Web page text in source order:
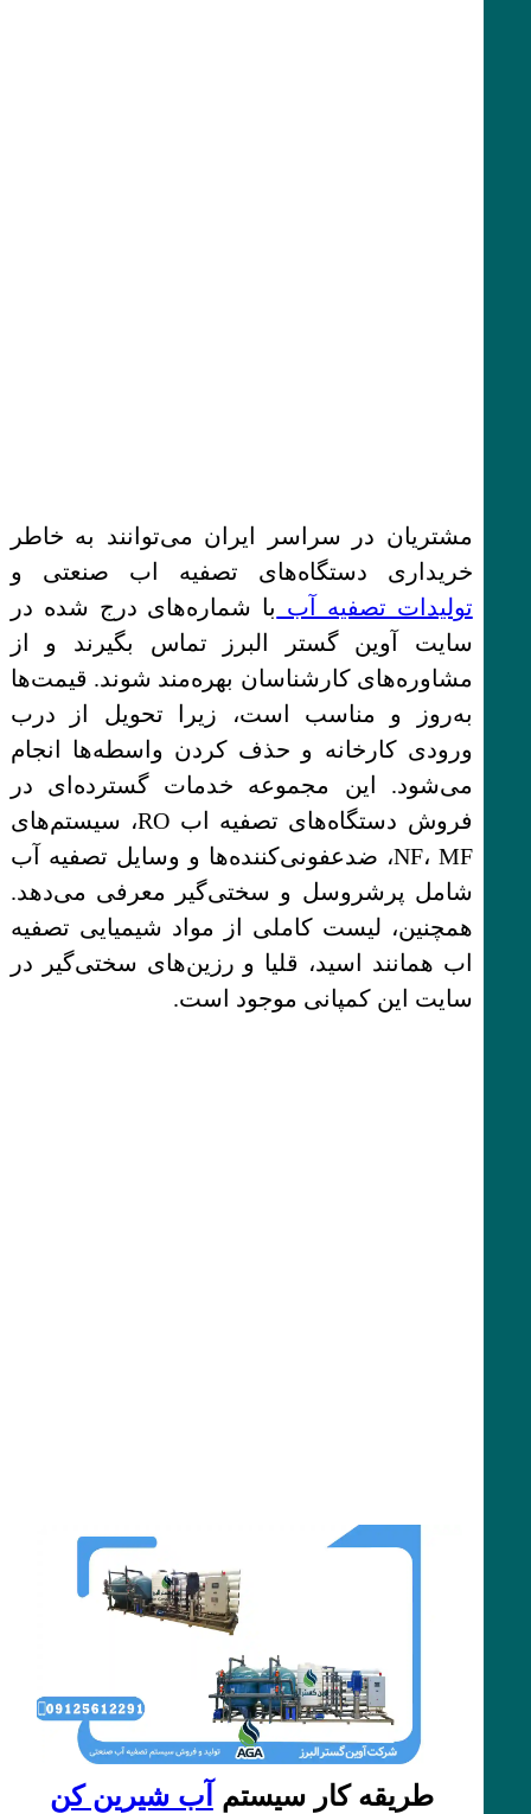
مشتریان در سراسر ایران می‌توانند به خاطر
خریداری دستگاه‌های تصفیه اب صنعتی و
تولیدات تصفیه آب با شماره‌های درج شده در
سایت آوین گستر البرز تماس بگیرند و از
مشاوره‌های کارشناسان بهره‌مند شوند. قیمت‌ها
به‌روز و مناسب است، زیرا تحویل از درب
ورودی کارخانه و حذف کردن واسطه‌ها انجام
می‌شود. این مجموعه خدمات گسترده‌ای در
فروش دستگاه‌های تصفیه اب RO، سیستم‌های
NF، MF، ضدعفونی‌کننده‌ها و وسایل تصفیه آب
شامل پرشروسل و سختی‌گیر معرفی می‌دهد.
همچنین، لیست کاملی از مواد شیمیایی تصفیه
اب همانند اسید، قلیا و رزین‌های سختی‌گیر در
سایت این کمپانی موجود است.
طریقه کار سیستم آب شیرین کن